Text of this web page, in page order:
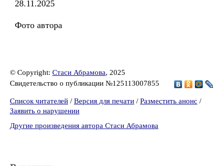
28.11.2025
Фото автора
© Copyright: Стаси Абрамова, 2025
Свидетельство о публикации №125113007855
Список читателей / Версия для печати / Разместить анонс /
Заявить о нарушении
Другие произведения автора Стаси Абрамова